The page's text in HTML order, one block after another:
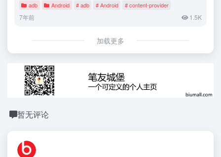
adb Android # adb # Android # content-provider
7年前 1.5K
加载更多
暂无评论